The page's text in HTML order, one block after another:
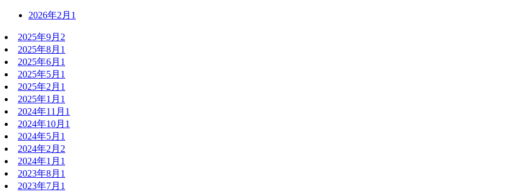
2026年2月 1
2025年9月 2
2025年8月 1
2025年6月 1
2025年5月 1
2025年2月 1
2025年1月 1
2024年11月 1
2024年10月 1
2024年5月 1
2024年2月 2
2024年1月 1
2023年8月 1
2023年7月 1